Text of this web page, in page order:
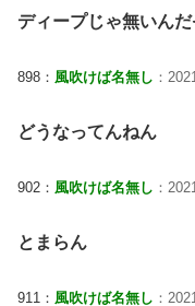
ディープじゃ無いん
898： 風吹けば名無し ：
どうなってんねん
902： 風吹けば名無し ：
とまらん
911： 風吹けば名無し ：